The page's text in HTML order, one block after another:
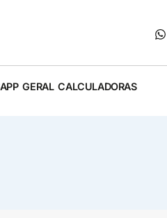
GERAL CALCULADORAS